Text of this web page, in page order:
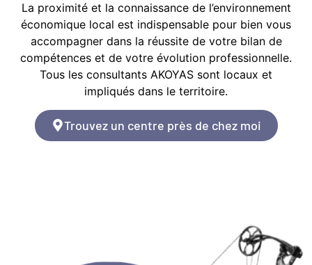
La proximité et la connaissance de l’environnement
économique local est indispensable pour bien vous
accompagner dans la réussite de votre bilan de
compétences et de votre évolution professionnelle.
Tous les consultants AKOYAS sont locaux et
impliqués dans le territoire.
Trouvez un centre près de chez moi